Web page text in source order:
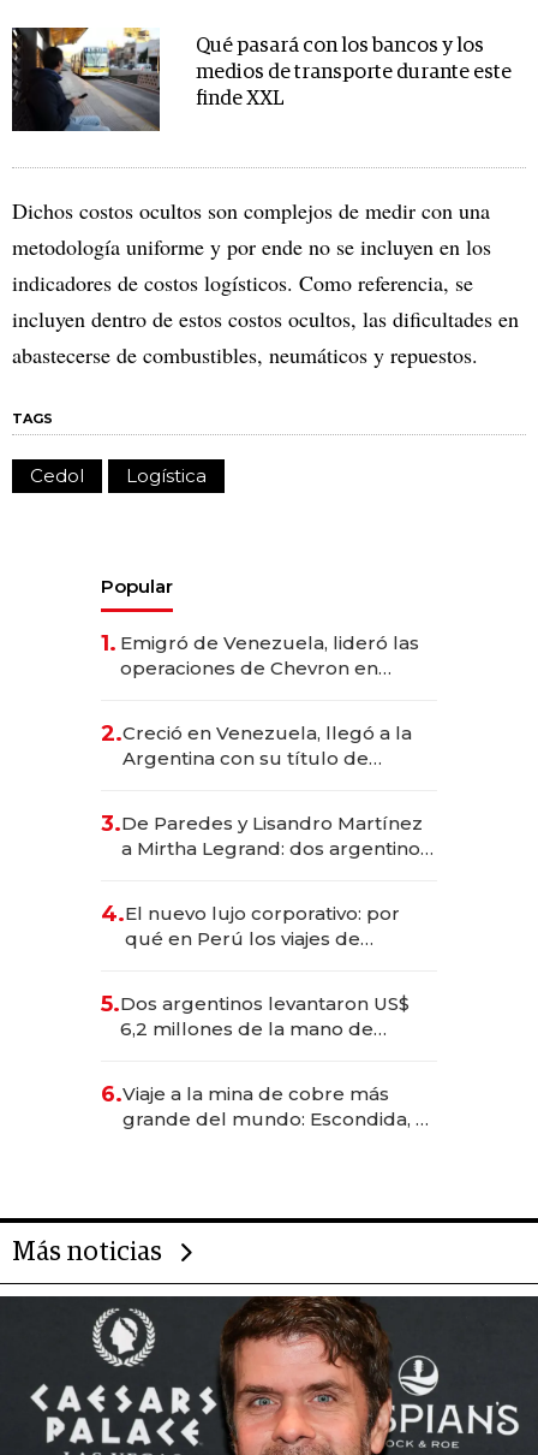
Qué pasará con los bancos y los
medios de transporte durante este
finde XXL
Dichos costos ocultos son complejos de medir con una
metodología uniforme y por ende no se incluyen en los
indicadores de costos logísticos. Como referencia, se
incluyen dentro de estos costos ocultos, las dificultades en
abastecerse de combustibles, neumáticos y repuestos.
TAGS
Cedol Logística
Popular
1. Emigró de Venezuela, lideró las
operaciones de Chevron en
2.Creció en Venezuela, llegó a la
Argentina con su título de
las marcas "fast premium"
3.De Paredes y Lisandro Martínez
a Mirtha Legrand: dos argentinos
4.El nuevo lujo corporativo: por
qué en Perú los viajes de
para convertirse en experiencias
transformadoras
5.Dos argentinos levantaron US$
6,2 millones de la mano de
6.Viaje a la mina de cobre más
grande del mundo: Escondida, el
Más noticias